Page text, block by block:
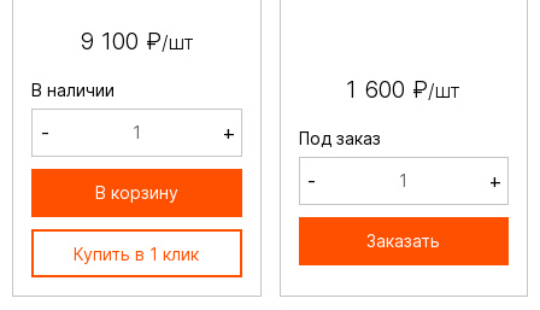
9 100 ₽/шт
В наличии
- +
В корзину
Купить в 1 клик
1 600 ₽/шт
Под заказ
- +
Заказать